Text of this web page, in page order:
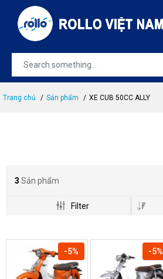
Trang chủ Sản phẩm XE CUB 50CC ALLY
3 Sản phẩm
Filter
-5% -5%